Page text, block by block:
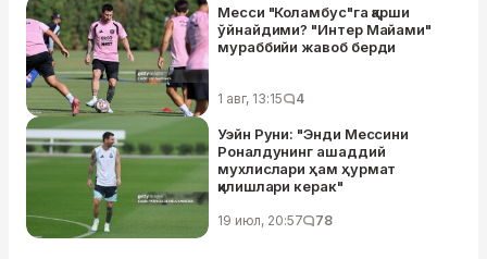
Месси "Коламбус"га қарши
ўйнайдими? "Интер Майами"
мураббийи жавоб берди
1 авг, 13:15 4
Уэйн Руни: "Энди Мессини
Роналдунинг ашаддий
мухлислари ҳам ҳурмат
қилишлари керак"
19 июл, 20:57 78